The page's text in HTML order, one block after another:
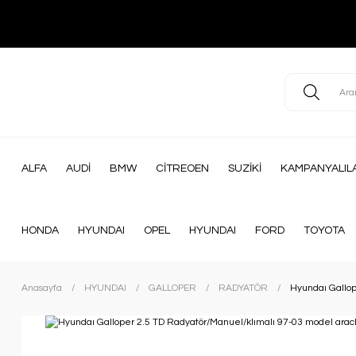
ALFA AUDİ BMW CİTREOEN SUZİKİ
HONDA HYUNDAI OPEL HYUNDAI FORD TOYOTA
Anasayfa HYUNDAI GALLOPER RADYATÖR Hyundaı